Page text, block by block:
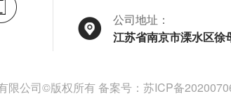
公司地址：
江苏省南京市溧水区徐
限公司©版权所有备案号： 苏ICP备